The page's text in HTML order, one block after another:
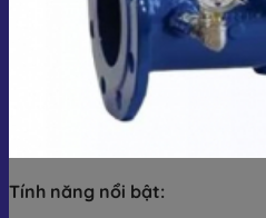
Tính năng nổi bật: